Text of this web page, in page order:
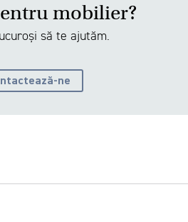
mobilier?
să te ajutăm.
ne